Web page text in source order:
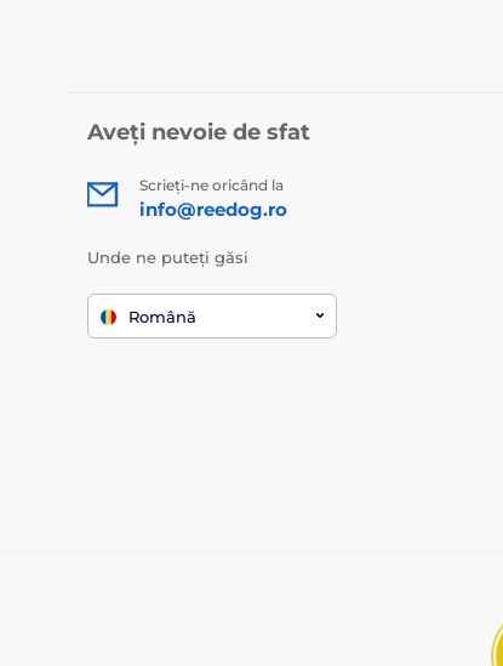
Aveți nevoie de sfat
Scrieți-ne oricând la
info@reedog.ro
Unde ne puteți găsi
Română